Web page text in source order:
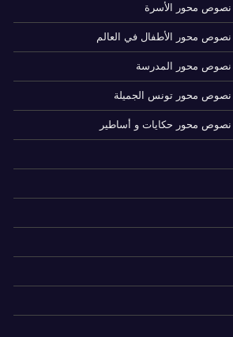
محور الأسرة
محور الأطفال في العالم
محور المدرسة
محور تونس الجميلة
محور حكايات و أساطير